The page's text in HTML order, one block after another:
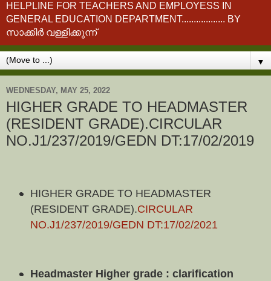
HELPLINE FOR TEACHERS AND EMPLOYESS IN
GENERAL EDUCATION DEPARTMENT.................. BY
സാക്കിർ വള്ളിക്കുന്ന്
▼
WEDNESDAY, MAY 25, 2022
HIGHER GRADE TO HEADMASTER
(RESIDENT GRADE).CIRCULAR
NO.J1/237/2019/GEDN DT:17/02/2019
HIGHER GRADE TO HEADMASTER
(RESIDENT GRADE).CIRCULAR
NO.J1/237/2019/GEDN DT:17/02/2021
Headmaster Higher grade : clarification